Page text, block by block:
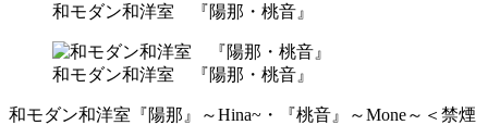
和モダン和洋室 『陽那・桃音』
和モダン和洋室 『陽那・桃音』
和モダン和洋室『陽那』～Hina~・『桃音』～Mone～＜禁煙